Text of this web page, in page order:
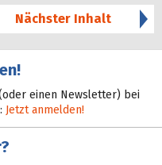
Nächster Inhalt
einen Newsletter) bei
Jetzt anmelden!